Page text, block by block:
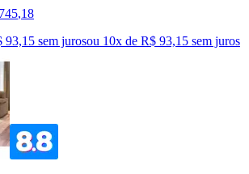
745,18
93,15 sem jurosou 10x de R$ 93,15 sem juros